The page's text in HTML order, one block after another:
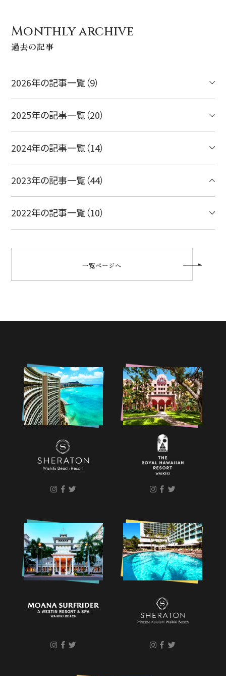
Monthly archive
過去の記事
2026年の記事一覧（9）
2025年の記事一覧（20）
2024年の記事一覧（14）
2023年の記事一覧（44）
2022年の記事一覧（10）
一覧ページへ